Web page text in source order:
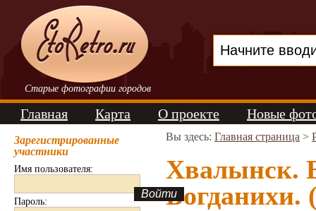
Старые фотографии городов
Главная Карта О проекте Новые
Зарегистрированные
участники
Имя пользователя:
Пароль:
Вы здесь: Главная страница >
Хвалынск.
Богданихи.